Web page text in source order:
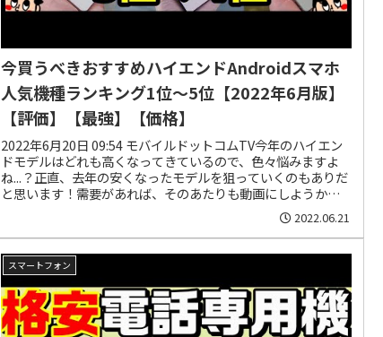
今買うべきおすすめハイエンドAndroidスマホ
人気機種ランキング1位〜5位【2022年6月版】
【評価】【最強】【価格】
2022年6月20日 09:54 モバイルドットコムTV今年のハイエン
ドモデルはどれも高くなってきているので、色々悩みますよ
ね...？正直、去年の安くなったモデルを狙っていくのもありだ
と思います！需要があれば、そのあたりも動画にしようかと
2022.06.21
スマートフォン